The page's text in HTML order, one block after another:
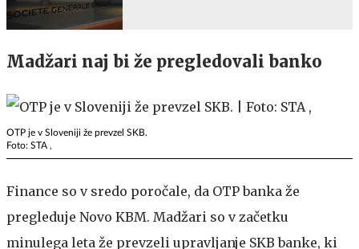
Madžari naj bi že pregledovali banko
OTP je v Sloveniji že prevzel SKB.
Foto: STA ,
Finance so v sredo poročale, da OTP banka že
pregleduje Novo KBM. Madžari so v začetku
minulega leta že prevzeli upravljanje SKB banke, ki